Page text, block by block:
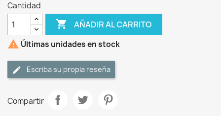
Cantidad
 AÑADIR AL CARRITO
 Últimas unidades en stock
Escriba su propia reseña
Compartir